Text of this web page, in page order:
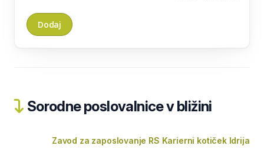
Sorodne poslovalnice v bližini
Zavod za zaposlovanje RS Karierni kotiček Idrija